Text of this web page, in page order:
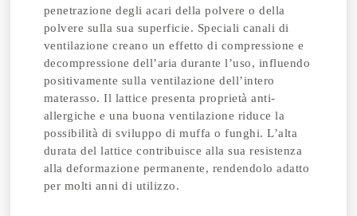
penetrazione degli acari della polvere o della
polvere sulla sua superficie. Speciali canali di
ventilazione creano un effetto di compressione e
decompressione dell’aria durante l’uso, influendo
positivamente sulla ventilazione dell’intero
materasso. Il lattice presenta proprietà anti-
allergiche e una buona ventilazione riduce la
possibilità di sviluppo di muffa o funghi. L’alta
durata del lattice contribuisce alla sua resistenza
alla deformazione permanente, rendendolo adatto
per molti anni di utilizzo.